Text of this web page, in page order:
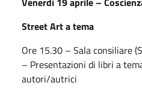
Street Art a tema
Ore 15.30 – Sala consiliare
– Presentazioni di libri a
autori/autrici